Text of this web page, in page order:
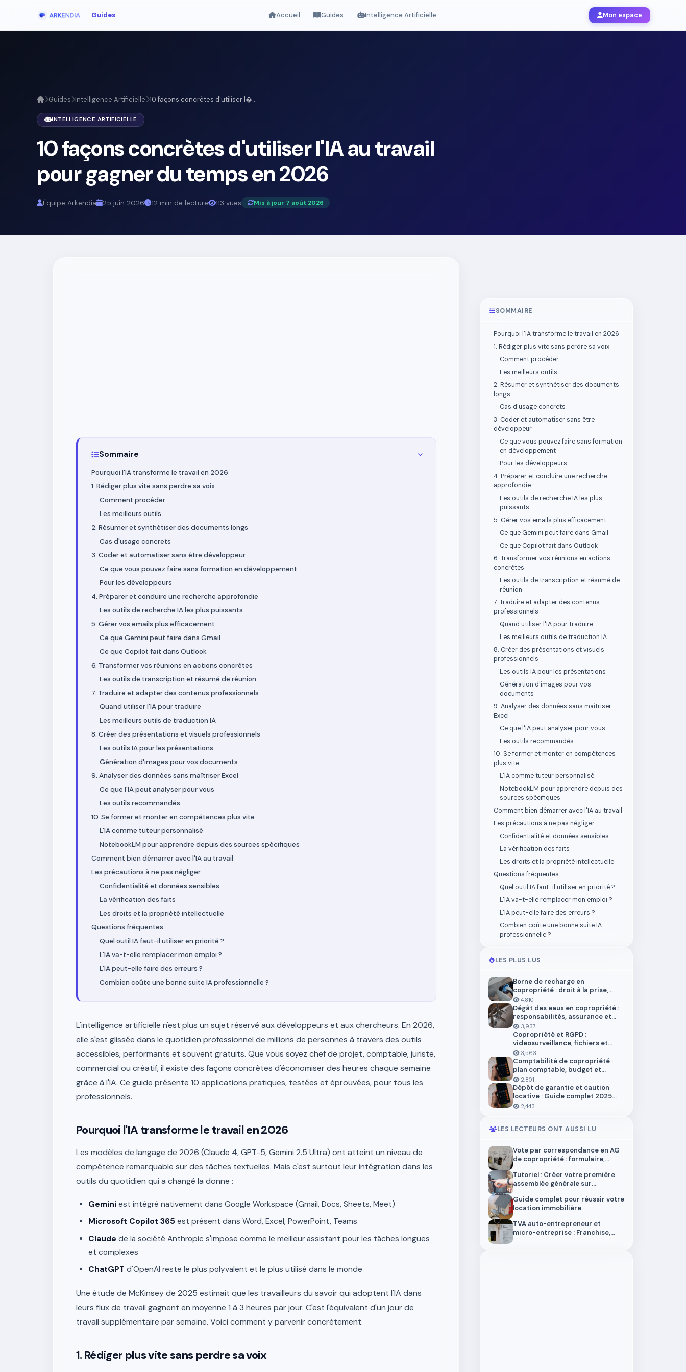
Guides Accueil Guides Intelligence Artificielle Mon espace
Guides Intelligence Artificielle 10 façons concrètes d'utiliser l�...
INTELLIGENCE ARTIFICIELLE
10 façons concrètes d'utiliser l'IA au travail
pour gagner du temps en 2026
Équipe Arkendia 25 juin 2026 12 min de lecture 113 vues Mis à jour 7 août 2026
Sommaire
Pourquoi l'IA transforme le travail en 2026
1. Rédiger plus vite sans perdre sa voix
Comment procéder
Les meilleurs outils
2. Résumer et synthétiser des documents longs
Cas d'usage concrets
3. Coder et automatiser sans être développeur
Ce que vous pouvez faire sans formation en développement
Pour les développeurs
4. Préparer et conduire une recherche approfondie
Les outils de recherche IA les plus puissants
5. Gérer vos emails plus efficacement
Ce que Gemini peut faire dans Gmail
Ce que Copilot fait dans Outlook
6. Transformer vos réunions en actions concrètes
Les outils de transcription et résumé de réunion
7. Traduire et adapter des contenus professionnels
Quand utiliser l'IA pour traduire
Les meilleurs outils de traduction IA
8. Créer des présentations et visuels professionnels
Les outils IA pour les présentations
Génération d'images pour vos documents
9. Analyser des données sans maîtriser Excel
Ce que l'IA peut analyser pour vous
Les outils recommandés
10. Se former et monter en compétences plus vite
L'IA comme tuteur personnalisé
NotebookLM pour apprendre depuis des sources spécifiques
Comment bien démarrer avec l'IA au travail
Les précautions à ne pas négliger
Confidentialité et données sensibles
La vérification des faits
Les droits et la propriété intellectuelle
Questions fréquentes
Quel outil IA faut-il utiliser en priorité ?
L'IA va-t-elle remplacer mon emploi ?
L'IA peut-elle faire des erreurs ?
Combien coûte une bonne suite IA professionnelle ?
L'intelligence artificielle n'est plus un sujet réservé aux développeurs et aux chercheurs. En 2026,
elle s'est glissée dans le quotidien professionnel de millions de personnes à travers des outils
accessibles, performants et souvent gratuits. Que vous soyez chef de projet, comptable, juriste,
commercial ou créatif, il existe des façons concrètes d'économiser des heures chaque semaine
grâce à l'IA. Ce guide présente 10 applications pratiques, testées et éprouvées, pour tous les
professionnels.
Pourquoi l'IA transforme le travail en 2026
Les modèles de langage de 2026 (Claude 4, GPT-5, Gemini 2.5 Ultra) ont atteint un niveau de
compétence remarquable sur des tâches textuelles. Mais c'est surtout leur intégration dans les
outils du quotidien qui a changé la donne :
Gemini est intégré nativement dans Google Workspace (Gmail, Docs, Sheets, Meet)
Microsoft Copilot 365 est présent dans Word, Excel, PowerPoint, Teams
Claude de la société Anthropic s'impose comme le meilleur assistant pour les tâches longues
et complexes
ChatGPT d'OpenAI reste le plus polyvalent et le plus utilisé dans le monde
Une étude de McKinsey de 2025 estimait que les travailleurs du savoir qui adoptent l'IA dans
leurs flux de travail gagnent en moyenne 1 à 3 heures par jour. C'est l'équivalent d'un jour de
travail supplémentaire par semaine. Voici comment y parvenir concrètement.
1. Rédiger plus vite sans perdre sa voix
SOMMAIRE
Pourquoi l'IA transforme le travail en 2026
1. Rédiger plus vite sans perdre sa voix
Comment procéder
Les meilleurs outils
2. Résumer et synthétiser des documents
longs
Cas d'usage concrets
3. Coder et automatiser sans être
développeur
Ce que vous pouvez faire sans formation
en développement
Pour les développeurs
4. Préparer et conduire une recherche
approfondie
Les outils de recherche IA les plus
puissants
5. Gérer vos emails plus efficacement
Ce que Gemini peut faire dans Gmail
Ce que Copilot fait dans Outlook
6. Transformer vos réunions en actions
concrètes
Les outils de transcription et résumé de
réunion
7. Traduire et adapter des contenus
professionnels
Quand utiliser l'IA pour traduire
Les meilleurs outils de traduction IA
8. Créer des présentations et visuels
professionnels
Les outils IA pour les présentations
Génération d'images pour vos
documents
9. Analyser des données sans maîtriser
Excel
Ce que l'IA peut analyser pour vous
Les outils recommandés
10. Se former et monter en compétences
plus vite
L'IA comme tuteur personnalisé
NotebookLM pour apprendre depuis des
sources spécifiques
Comment bien démarrer avec l'IA au travail
Les précautions à ne pas négliger
Confidentialité et données sensibles
La vérification des faits
Les droits et la propriété intellectuelle
Questions fréquentes
Quel outil IA faut-il utiliser en priorité ?
L'IA va-t-elle remplacer mon emploi ?
L'IA peut-elle faire des erreurs ?
Combien coûte une bonne suite IA
professionnelle ?
LES PLUS LUS
Borne de recharge en
copropriété : droit à la prise,
installation et aides en 2026
4,810
Dégât des eaux en copropriété :
responsabilités, assurance et
démarches
3,937
Copropriété et RGPD :
videosurveillance, fichiers et
donnees personnelles
3,563
Comptabilité de copropriété :
plan comptable, budget et
trésorerie 2026
2,801
Dépôt de garantie et caution
locative : Guide complet 2025
pour locataires et propriétaires
2,443
LES LECTEURS ONT AUSSI LU
Vote par correspondance en AG
de copropriété : formulaire,
Tutoriel : Créer votre première
assemblée générale sur
Guide complet pour réussir votre
location immobilière
TVA auto-entrepreneur et
micro-entreprise : Franchise,